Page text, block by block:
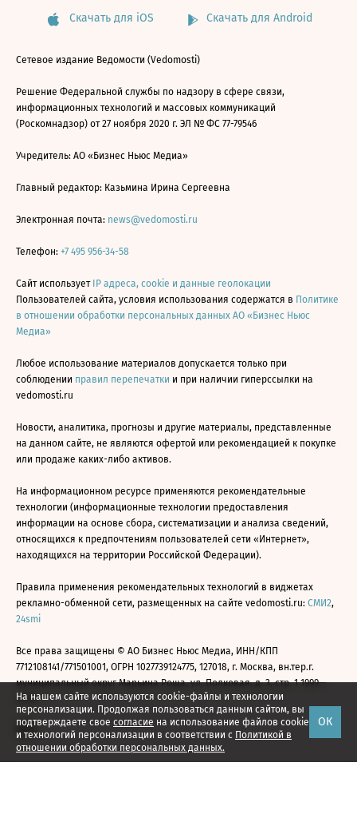
На нашем сайте используются cookie-файлы и технологии
персонализации. Продолжая пользоваться данным сайтом, вы
подтверждаете свое согласие на использование файлов cookie
и технологий персонализации в соответствии с Политикой в
отношении обработки персональных данных.
ОК
Скачать для iOS Скачать для Android
Сетевое издание Ведомости (Vedomosti)
Решение Федеральной службы по надзору в сфере связи,
информационных технологий и массовых коммуникаций
(Роскомнадзор) от 27 ноября 2020 г. ЭЛ № ФС 77-79546
Учредитель: АО «Бизнес Ньюс Медиа»
Главный редактор: Казьмина Ирина Сергеевна
Электронная почта: news@vedomosti.ru
Телефон: +7 495 956-34-58
Сайт использует IP адреса, cookie и данные геолокации
Пользователей сайта, условия использования содержатся в Политике
в отношении обработки персональных данных АО «Бизнес Ньюс
Медиа»
Любое использование материалов допускается только при
соблюдении правил перепечатки и при наличии гиперссылки на
vedomosti.ru
Новости, аналитика, прогнозы и другие материалы, представленные
на данном сайте, не являются офертой или рекомендацией к покупке
или продаже каких-либо активов.
На информационном ресурсе применяются рекомендательные
технологии (информационные технологии предоставления
информации на основе сбора, систематизации и анализа сведений,
относящихся к предпочтениям пользователей сети «Интернет»,
находящихся на территории Российской Федерации).
Правила применения рекомендательных технологий в виджетах
рекламно-обменной сети, размещенных на сайте vedomosti.ru: СМИ2,
24smi
Все права защищены © АО Бизнес Ньюс Медиа, ИНН/КПП
7712108141/771501001, ОГРН 1027739124775, 127018, г. Москва, вн.тер.г.
муниципальный округ Марьина Роща, ул. Полковая, д. 3, стр. 1 1999—
2026